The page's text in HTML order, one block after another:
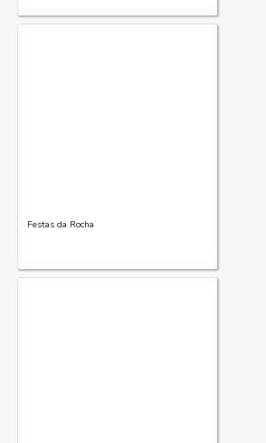
Festas da Rocha